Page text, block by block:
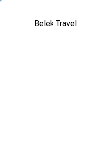
Belek Travel